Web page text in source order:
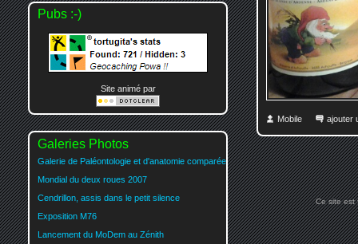
Mobile ajouter
Pubs :-)
Site animé par
Galeries Photos
Galerie de Paléontologie et d'anatomie comparée
Mondial du deux roues 2007
Cendrillon, assis dans le petit silence
Exposition M76
Lancement du MoDem au Zénith
Ce site est